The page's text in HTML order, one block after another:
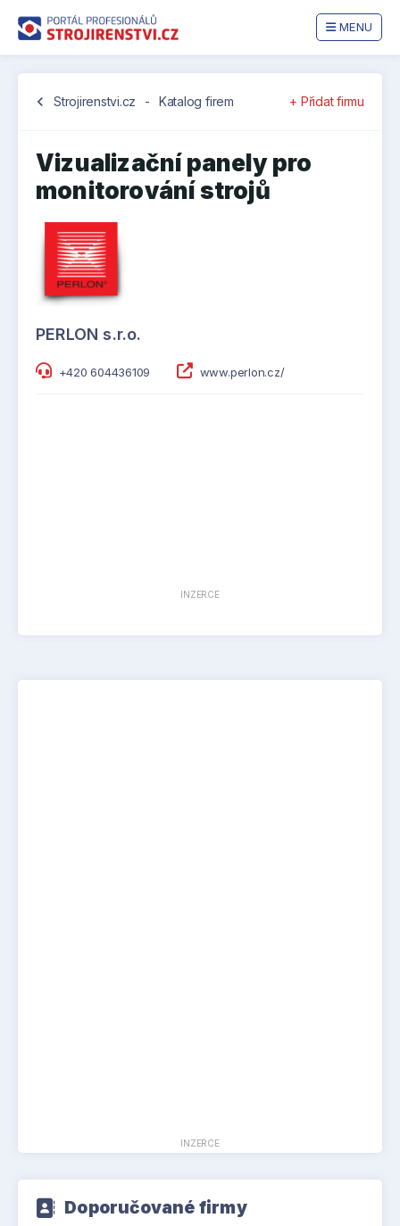
MENU
chevron_left Strojirenstvi.cz - Katalog firem + Přidat firmu
Vizualizační panely pro
monitorování strojů
PERLON s.r.o.
+420 604436109 www.perlon.cz/
INZERCE
INZERCE
Doporučované firmy